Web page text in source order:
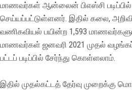
மாணவர்கள் ஆன்லைன் பிஎஸ்சி படிப்பில்
செய்யப்பட்டுள்ளனர். இதில் கலை,
வணிகவியல் பயின்ற 1,593
மாணவர்கள் ஜனவரி 2021 முதல்
பட்டப் படிப்பில் சேர்ந்து கொள்ளலாம்.
இதில் முதல்கட்டத் தேர்வு முறைக்கு